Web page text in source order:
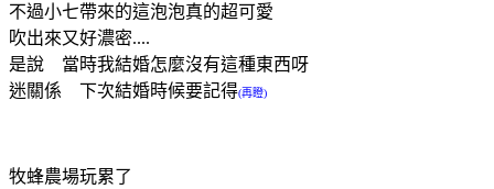
不過小七帶來的這泡泡真的超可愛
吹出來又好濃密....
是說 當時我結婚怎麼沒有這種東西呀
迷關係 下次結婚時候要記得(再瞪)
牧蜂農場玩累了